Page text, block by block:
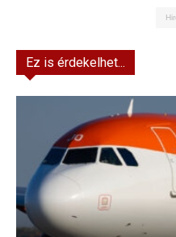
Ez is érdekelhet...